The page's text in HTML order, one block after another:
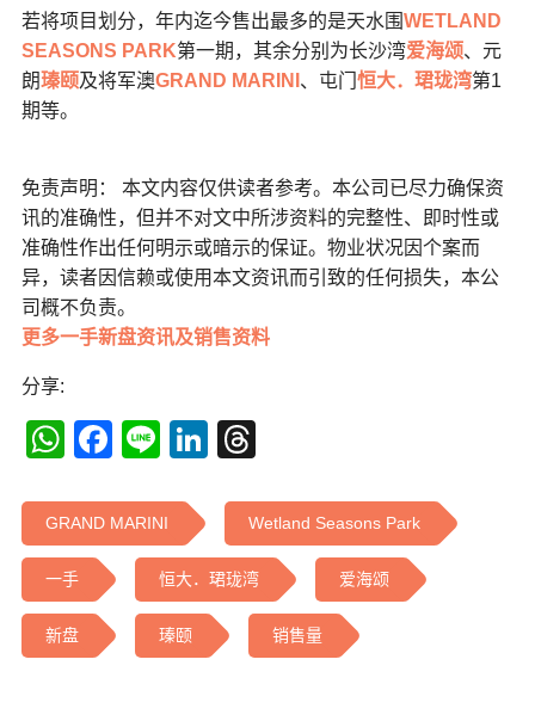
若将项目划分，年内迄今售出最多的是天水围WETLAND
SEASONS PARK第一期，其余分别为长沙湾爱海颂、元
朗瑧颐及将军澳GRAND MARINI 、屯门 恒大．珺珑湾第1
期等。
免责声明： 本文内容仅供读者参考。本公司已尽力确保资
讯的准确性，但并不对文中所涉资料的完整性、即时性或
准确性作出任何明示或暗示的保证。物业状况因个案而
异，读者因信赖或使用本文资讯而引致的任何损失，本公
司概不负责。
更多一手新盘资讯及销售资料
分享:
WhatsApp
Facebook
LineLinkedIn
Threads
GRAND MARINI Wetland Seasons Park
一手 恒大．珺珑湾 爱海颂
新盘 瑧颐 销售量